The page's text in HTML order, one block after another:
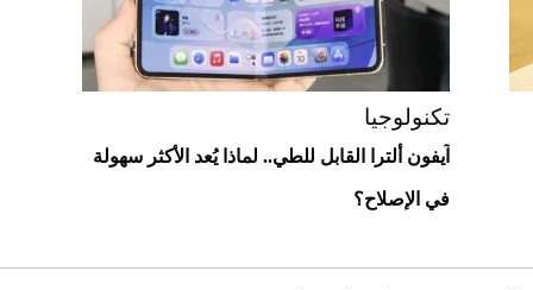
أغلى 10 عطور في العالم للرجال تمنحك فخامة
تكنولوجيا
آيفون ألترا القابل للطي.. لماذا يُعد الأكثر سهولة
في الإصلاح؟